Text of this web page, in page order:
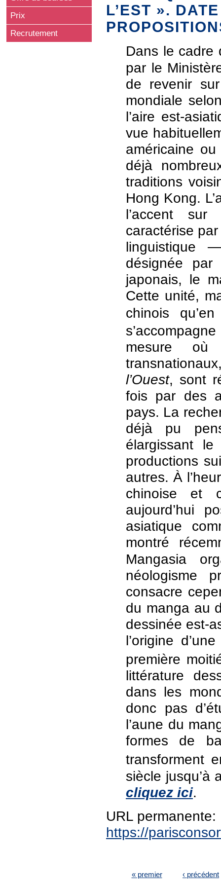
Prix
Recrutement
L’EST ».
Dans le cadre
par le
de revenir
mondiale
l’aire est-
vue
américaine
déjà
traditions
Hong Kong.
l’accent
caractérise
linguistique
désignée
japonais, le
Cette unité,
chinois
mesure où
l’Ouest, sont
fois par des
pays. La
déjà pu
élargissant le
productions
autres. À
chinoise et
aujourd’hui
asiatique
montré
Mangasia
néologisme
consacre
du manga au
dessinée est-
l’origine
première
littérature
dans les
donc pas
l’aune du
formes de
transforment
siècle jusqu’à
cliquez ici.
URL permanente:
https://
« premier ‹ précédent